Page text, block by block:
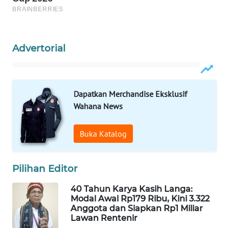
Advertorial
Dapatkan Merchandise Eksklusif
Wahana News
Buka Katalog
Pilihan Editor
40 Tahun Karya Kasih Langa:
Modal Awal Rp179 Ribu, Kini 3.322
Anggota dan Siapkan Rp1 Miliar
Lawan Rentenir
KELISTRIKAN
ID
MARTABAT
NET
PLN
MKLI
LPKKI